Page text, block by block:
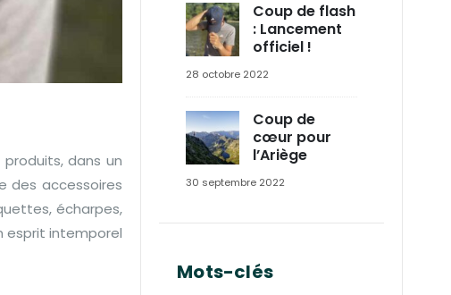
dans un
des accessoires
écharpes,
esprit intemporel
Coup de flash
: Lancement
officiel !
28 octobre 2022
Coup de
cœur pour
l’Ariège
30 septembre 2022
Mots-clés